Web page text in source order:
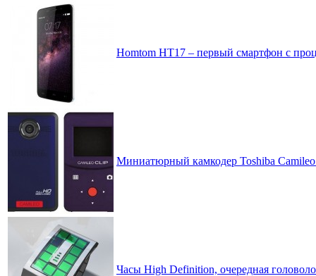
Homtom HT17 – первый смартфон с
Миниатюрный камкодер Toshiba
Часы High Definition, очередная